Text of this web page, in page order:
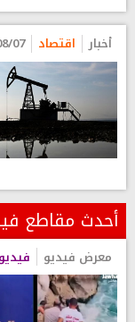
أخبار اقتصاد 13:40
أحدث مقاطع
معرض فيديو فيديو